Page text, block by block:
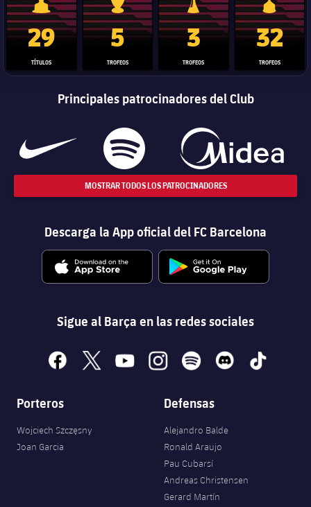
Trofeo de La Liga
29
TÍTULOS
Trofeo de la Liga de Campeones
5
TROFEOS
Trofeo del Mundial de
3
TROFEOS
Copa del
32
TROFEOS
Principales patrocinadores del Club
MOSTRAR TODOS LOS PATROCINADORES
Descarga la App oficial del FC Barcelona
Sigue al Barça en las redes sociales
facebook
x youtubeinstagramspotify discord tiktok
Porteros
Wojciech Szczęsny
Joan Garcia
Defensas
Alejandro Balde
Ronald Araujo
Pau Cubarsí
Andreas Christensen
Gerard Martín